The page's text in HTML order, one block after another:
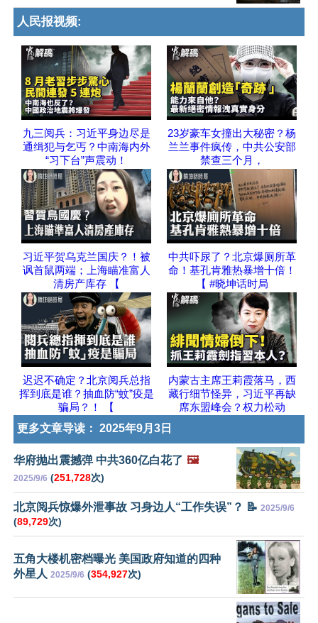
人民报视频:
九三阅兵：习近平身边尽是
通缉犯与乞丐？中南海内外
“习下台”声震动！
23岁豪车女撞出大秘密？杨
兰兰事件疯传，中共公安部
禁查三个月，
习近平贺乌克兰国庆？！被
讽首鼠两端；上海瞄准富人
清房产库存 【
中共吓尿了？北京爆厕所革
命！基孔肯雅热暴增十倍！
【 #晓坤话时局
迟迟不确定？北京阅兵总指
挥到底是谁？抽血防“蚊”疫是
骗局？！ 【
内蒙古主席王莉霞落马，西
藏行细节怪异，习近平再缺
席东盟峰会？权力松动
更多文章导读： 2025年9月3日
华府抛出震撼弹 中共360亿白花了 🖼️
2025/9/6 (251,728次)
北京阅兵惊爆外泄事故 习身边人“工作失误”？ 📝 2025/9/6
(89,729次)
五角大楼机密档曝光 美国政府知道的四种
外星人 2025/9/6 (354,927次)